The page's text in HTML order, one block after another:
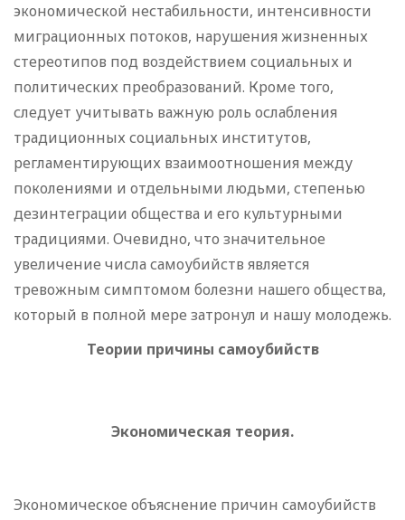
экономической нестабильности, интенсивности
миграционных потоков, нарушения жизненных
стереотипов под воздействием социальных и
политических преобразований. Кроме того,
следует учитывать важную роль ослабления
традиционных социальных институтов,
регламентирующих взаимоотношения между
поколениями и отдельными людьми, степенью
дезинтеграции общества и его культурными
традициями. Очевидно, что значительное
увеличение числа самоубийств является
тревожным симптомом болезни нашего общества,
который в полной мере затронул и нашу молодежь.
Теории причины самоубийств
Экономическая теория.
Экономическое объяснение причин самоубийств